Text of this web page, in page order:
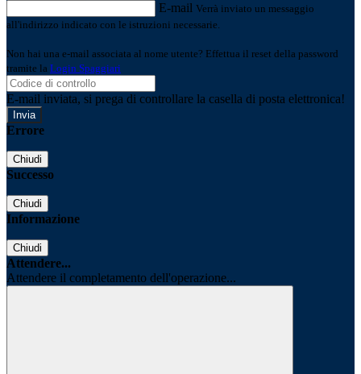
E-mail Verrà inviato un messaggio
all'indirizzo indicato con le istruzioni necessarie.
Non hai una e-mail associata al nome utente? Effettua il reset della password
tramite la Login Spaggiari
E-mail inviata, si prega di controllare la casella di posta elettronica!
Errore
Chiudi
Successo
Chiudi
Informazione
Chiudi
Attendere...
Attendere il completamento dell'operazione...